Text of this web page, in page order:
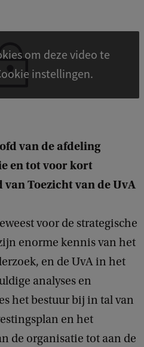
om deze video te
zien. Cookie instellingen.
van de afdeling
en tot voor kort
Toezicht van de UvA
voor de strategische
enorme kennis van het
en de UvA in het
analyses en
het bestuur bij in tal van
en het
de organisatie tot aan de